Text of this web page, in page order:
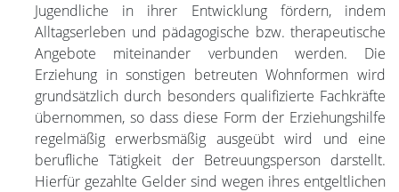
Jugendliche in ihrer Entwicklung fördern, indem
Alltagserleben und pädagogische bzw. therapeutische
Angebote miteinander verbunden werden. Die
Erziehung in sonstigen betreuten Wohnformen wird
grundsätzlich durch besonders qualifizierte Fachkräfte
übernommen, so dass diese Form der Erziehungshilfe
regelmäßig erwerbsmäßig ausgeübt wird und eine
berufliche Tätigkeit der Betreuungsperson darstellt.
Hierfür gezahlte Gelder sind wegen ihres entgeltlichen